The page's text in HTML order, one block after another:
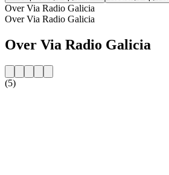
Over Via Radio Galicia
Over Via Radio Galicia
Over Via Radio Galicia
(5)